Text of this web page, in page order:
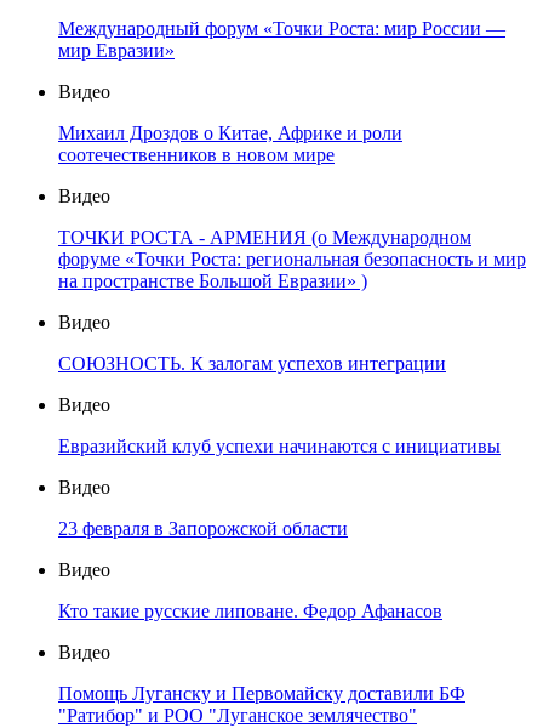
Международный форум «Точки Роста: мир России —
мир Евразии»
Видео
Михаил Дроздов о Китае, Африке и роли
соотечественников в новом мире
Видео
ТОЧКИ РОСТА - АРМЕНИЯ (о Международном
форуме «Точки Роста: региональная безопасность и мир
на пространстве Большой Евразии» )
Видео
СОЮЗНОСТЬ. К залогам успехов интеграции
Видео
Евразийский клуб успехи начинаются с инициативы
Видео
23 февраля в Запорожской области
Видео
Кто такие русские липоване. Федор Афанасов
Видео
Помощь Луганску и Первомайску доставили БФ
"Ратибор" и РОО "Луганское землячество"